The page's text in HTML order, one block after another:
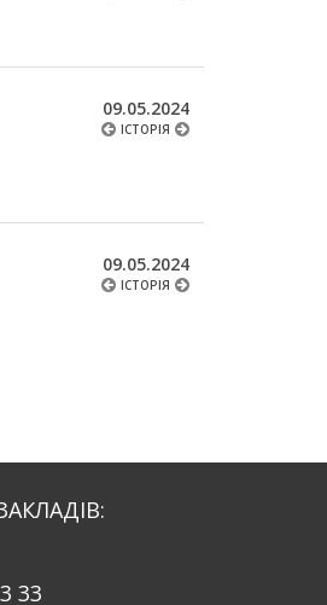
09.05.2024
ІСТОРІЯ
09.05.2024
ІСТОРІЯ
33